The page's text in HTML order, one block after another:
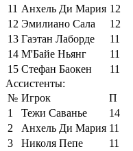
11 Анхель Ди Мария 12
12 Эмилиано Сала
12
13 Гаэтан Лаборде
11
14 М'Байе Ньянг
11
15 Стефан Баокен
11
Ассистенты:
№ Игрок
П
1
Тежи Саванье
14
2
Анхель Ди Мария 11
3
Николя Пепе
11